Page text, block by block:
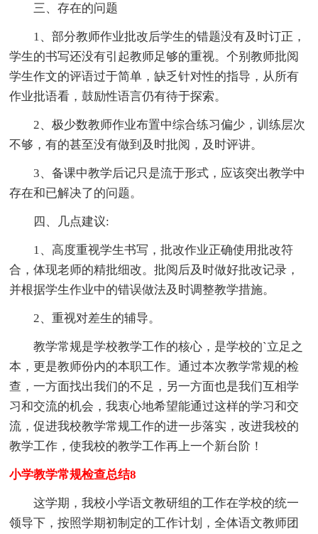
三、存在的问题
1、部分教师作业批改后学生的错题没有及时订正，
学生的书写还没有引起教师足够的重视。个别教师批阅
学生作文的评语过于简单，缺乏针对性的指导，从所有
作业批语看，鼓励性语言仍有待于探索。
2、极少数教师作业布置中综合练习偏少，训练层次
不够，有的甚至没有做到及时批阅，及时评讲。
3、备课中教学后记只是流于形式，应该突出教学中
存在和已解决了的问题。
四、几点建议:
1、高度重视学生书写，批改作业正确使用批改符
合，体现老师的精批细改。批阅后及时做好批改记录，
并根据学生作业中的错误做法及时调整教学措施。
2、重视对差生的辅导。
教学常规是学校教学工作的核心，是学校的`立足之
本，更是教师份内的本职工作。通过本次教学常规的检
查，一方面找出我们的不足，另一方面也是我们互相学
习和交流的机会，我衷心地希望能通过这样的学习和交
流，促进我校教学常规工作的进一步落实，改进我校的
教学工作，使我校的教学工作再上一个新台阶！
小学教学常规检查总结8
这学期，我校小学语文教研组的工作在学校的统一
领导下，按照学期初制定的工作计划，全体语文教师团